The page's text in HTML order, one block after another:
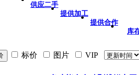
供应二手
提供加工
提供合作
库
标价 图片 VIP